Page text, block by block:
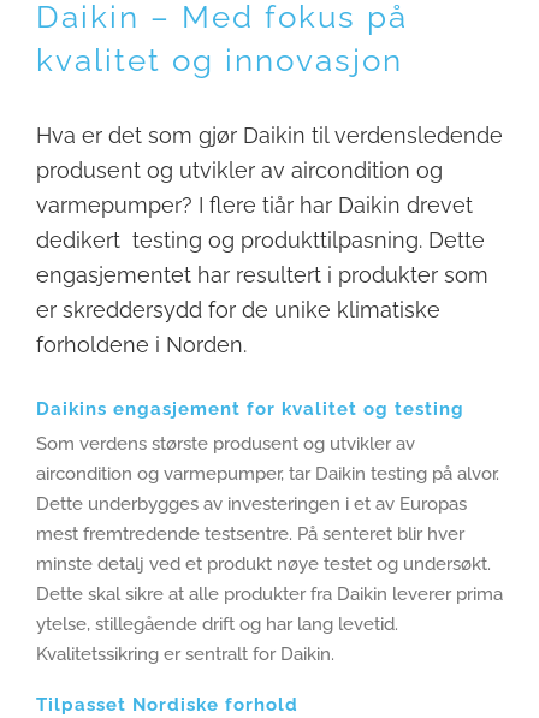
Daikin – Med fokus på
kvalitet og innovasjon
Hva er det som gjør Daikin til verdensledende
produsent og utvikler av aircondition og
varmepumper? I flere tiår har Daikin drevet
dedikert testing og produkttilpasning. Dette
engasjementet har resultert i produkter som
er skreddersydd for de unike klimatiske
forholdene i Norden.
Daikins engasjement for kvalitet og testing
Som verdens største produsent og utvikler av
aircondition og varmepumper, tar Daikin testing på alvor.
Dette underbygges av investeringen i et av Europas
mest fremtredende testsentre. På senteret blir hver
minste detalj ved et produkt nøye testet og undersøkt.
Dette skal sikre at alle produkter fra Daikin leverer prima
ytelse, stillegående drift og har lang levetid.
Kvalitetssikring er sentralt for Daikin.
Tilpasset Nordiske forhold